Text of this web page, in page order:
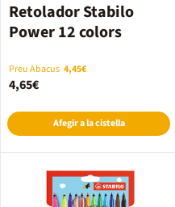
Retolador Stabilo
Power 12 colors
Preu Abacus 4,45€
4,65€
Afegir a la cistella